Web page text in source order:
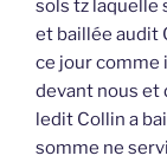
sols tz laquelle
et baillée audit
ce jour comme
devant nous et
ledit Collin a
somme ne